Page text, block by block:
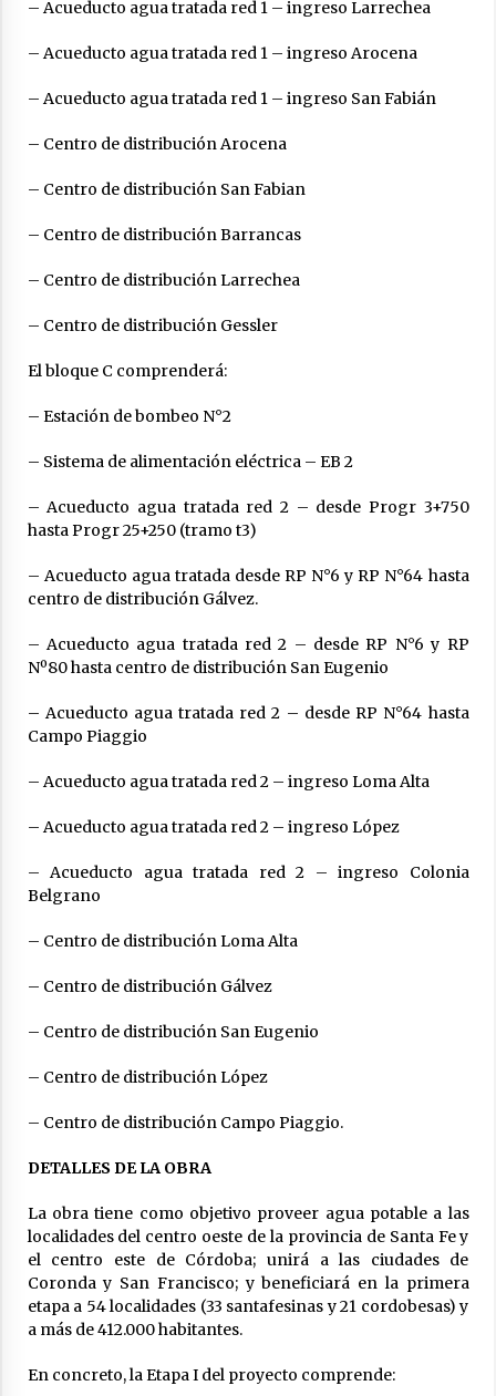
– Acueducto agua tratada red 1 – ingreso Larrechea
– Acueducto agua tratada red 1 – ingreso Arocena
– Acueducto agua tratada red 1 – ingreso San Fabián
– Centro de distribución Arocena
– Centro de distribución San Fabian
– Centro de distribución Barrancas
– Centro de distribución Larrechea
– Centro de distribución Gessler
El bloque C comprenderá:
– Estación de bombeo N°2
– Sistema de alimentación eléctrica – EB 2
– Acueducto agua tratada red 2 – desde Progr 3+750
hasta Progr 25+250 (tramo t3)
– Acueducto agua tratada desde RP N°6 y RP N°64 hasta
centro de distribución Gálvez.
– Acueducto agua tratada red 2 – desde RP N°6 y RP
Nº80 hasta centro de distribución San Eugenio
– Acueducto agua tratada red 2 – desde RP N°64 hasta
Campo Piaggio
– Acueducto agua tratada red 2 – ingreso Loma Alta
– Acueducto agua tratada red 2 – ingreso López
– Acueducto agua tratada red 2 – ingreso Colonia
Belgrano
– Centro de distribución Loma Alta
– Centro de distribución Gálvez
– Centro de distribución San Eugenio
– Centro de distribución López
– Centro de distribución Campo Piaggio.
DETALLES DE LA OBRA
La obra tiene como objetivo proveer agua potable a las
localidades del centro oeste de la provincia de Santa Fe y
el centro este de Córdoba; unirá a las ciudades de
Coronda y San Francisco; y beneficiará en la primera
etapa a 54 localidades (33 santafesinas y 21 cordobesas) y
a más de 412.000 habitantes.
En concreto, la Etapa I del proyecto comprende: